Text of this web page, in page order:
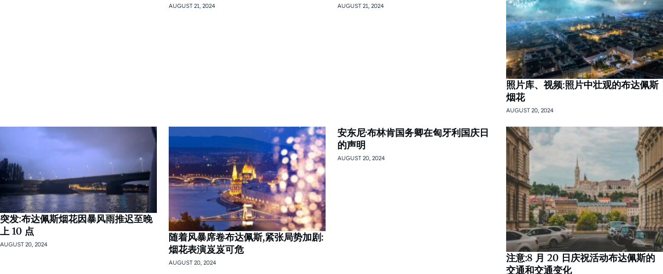
AUGUST 21, 2024 AUGUST 21, 2024
照片库、视频:照片中壮观的布达佩斯
烟花
AUGUST 20, 2024
突发:布达佩斯烟花因暴风雨推迟至晚
上 10 点
AUGUST 20, 2024
随着风暴席卷布达佩斯,紧张局势加剧:
烟花表演岌岌可危
AUGUST 20, 2024
安东尼·布林肯国务卿在匈牙利国庆日
的声明
AUGUST 20, 2024
注意:8 月 20 日庆祝活动布达佩斯的
交通和交通变化